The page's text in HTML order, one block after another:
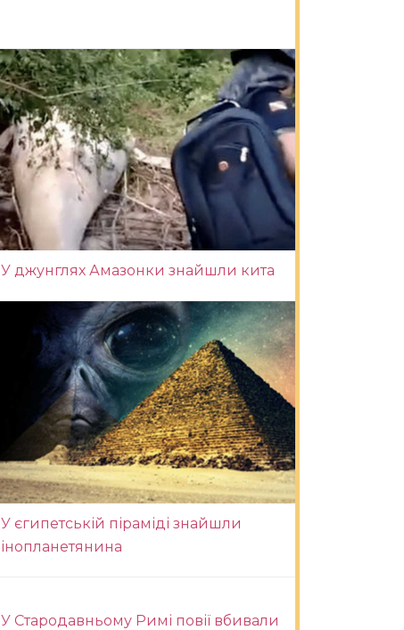
У джунглях Амазонки знайшли кита
У єгипетській піраміді знайшли
інопланетянина
У Стародавньому Римі повії вбивали